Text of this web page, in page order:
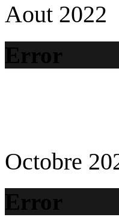
Aout 2022
Error
Octobre
Error